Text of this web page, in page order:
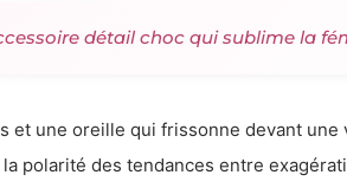
détail choc qui sublime la
et une oreille qui frissonne devant une
polarité des tendances entre